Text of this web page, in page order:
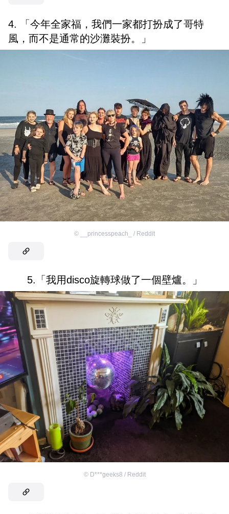
4. 「今年全家福，我們一家都打扮成了哥特
風，而不是通常的沙灘裝扮。」
© __princesspeach_ / Reddit
5.「我用disco旋轉球做了一個壁爐。」
© D***geeks8 / Reddit